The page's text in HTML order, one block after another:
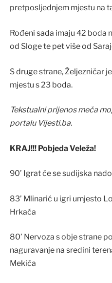
pretposljednjem mjestu na
Rođeni sada imaju 42 boda
od Sloge te pet više od
S druge strane, Željezničar
mjestu s 23 boda.
Tekstualni prijenos meča
portalu Vijesti.ba.
KRAJ!!! Pobjeda Veleža!
90’ Igrat će se sudijska
83’ Mlinarić u igri umjesto
Hrkaća
80’ Nervoza s obje strane
naguravanje na sredini
Mekića